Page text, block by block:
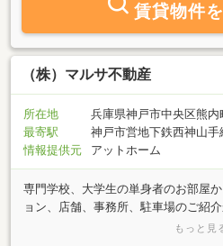
賃貸物件
（株）マルサ不動産
所在地
兵庫県神戸市中央区熊内
最寄駅
神戸市営地下鉄西神山手
情報提供元
アットホーム
専門学校、大学生の単身者のお部屋
ョン、店舗、事務所、駐車場のご
益マンションなどを取扱させて頂き
もっと見